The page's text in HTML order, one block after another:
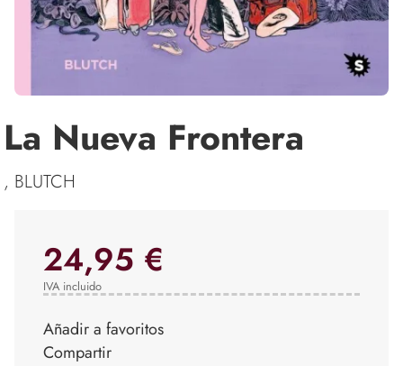
La Nueva Frontera
, BLUTCH
24,95 €
IVA incluido
Añadir a favoritos
Compartir